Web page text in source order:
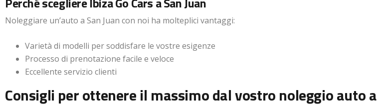
Noleggiare un’auto a San Juan con noi ha molteplici vantaggi:
Varietà di modelli per soddisfare le vostre esigenze
Processo di prenotazione facile e veloce
Eccellente servizio clienti
Consigli per ottenere il massimo dal vostro noleggio auto